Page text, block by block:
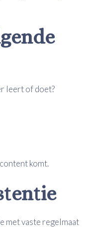
leert of doet?
komt.
met vaste regelmaat